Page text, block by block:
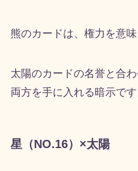
熊のカードは、権力を意味
太陽のカードの名誉と合
両方を手に入れる暗示です
星（NO.16）×太陽